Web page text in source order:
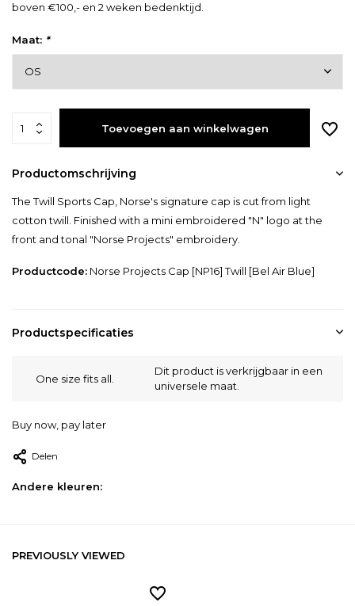
boven €100,- en 2 weken bedenktijd.
Maat: *
Toevoegen aan winkelwagen
Productomschrijving
The Twill Sports Cap, Norse's signature cap is cut from light
cotton twill. Finished with a mini embroidered "N" logo at the
front and tonal "Norse Projects" embroidery.
Productcode: Norse Projects Cap [NP16] Twill [Bel Air Blue]
Productspecificaties
One size fits all.
Dit product is verkrijgbaar in een
universele maat.
Buy now, pay later
Delen
Andere kleuren:
PREVIOUSLY VIEWED